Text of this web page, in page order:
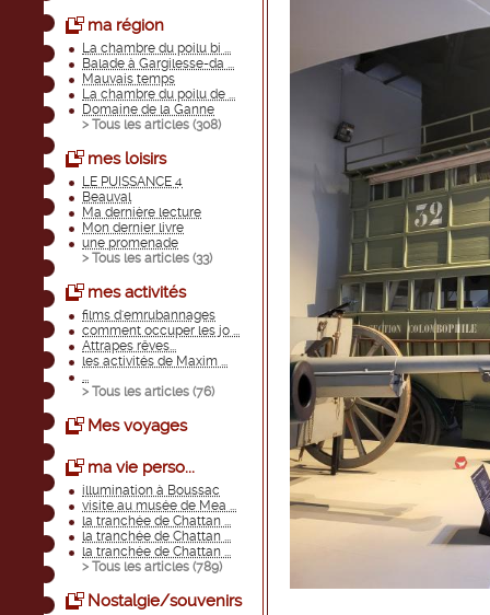
ma région
La chambre du poilu bi ...
Balade à Gargilesse-da ...
Mauvais temps
La chambre du poilu de ...
Domaine de la Ganne
> Tous les articles (308)
mes loisirs
LE PUISSANCE 4
Beauval
Ma dernière lecture
Mon dernier livre
une promenade
> Tous les articles (33)
mes activités
films d'emrubannages
comment occuper les jo ...
Attrapes rêves...
les activités de Maxim ...
...
> Tous les articles (76)
Mes voyages
ma vie perso...
illumination à Boussac
visite au musée de Mea ...
la tranchée de Chattan ...
la tranchée de Chattan ...
la tranchée de Chattan ...
> Tous les articles (789)
Nostalgie/souvenirs